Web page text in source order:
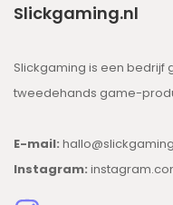
Slickgaming.nl
Slickgaming is een bedrijf
tweedehands game-
E-mail:
Instagram: